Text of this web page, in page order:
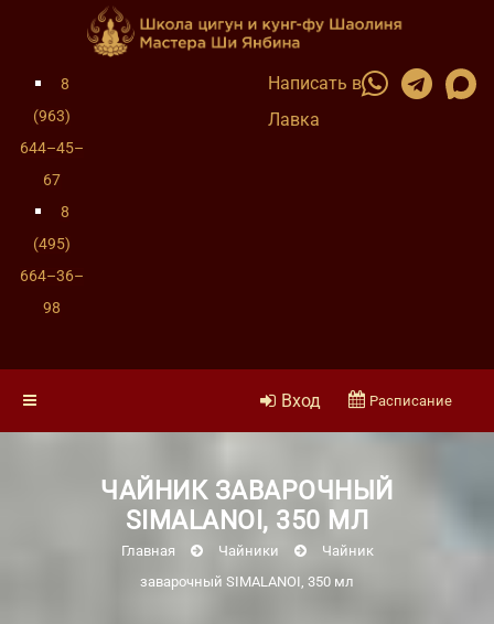
8
(963)
644–45–
67
8
(495)
664–36–
98
Написать в
Лавка
Вход Расписание
ЧАЙНИК ЗАВАРОЧНЫЙ
SIMALANOI, 350 МЛ
Главная Чайники
Чайник
заварочный SIMALANOI, 350 мл